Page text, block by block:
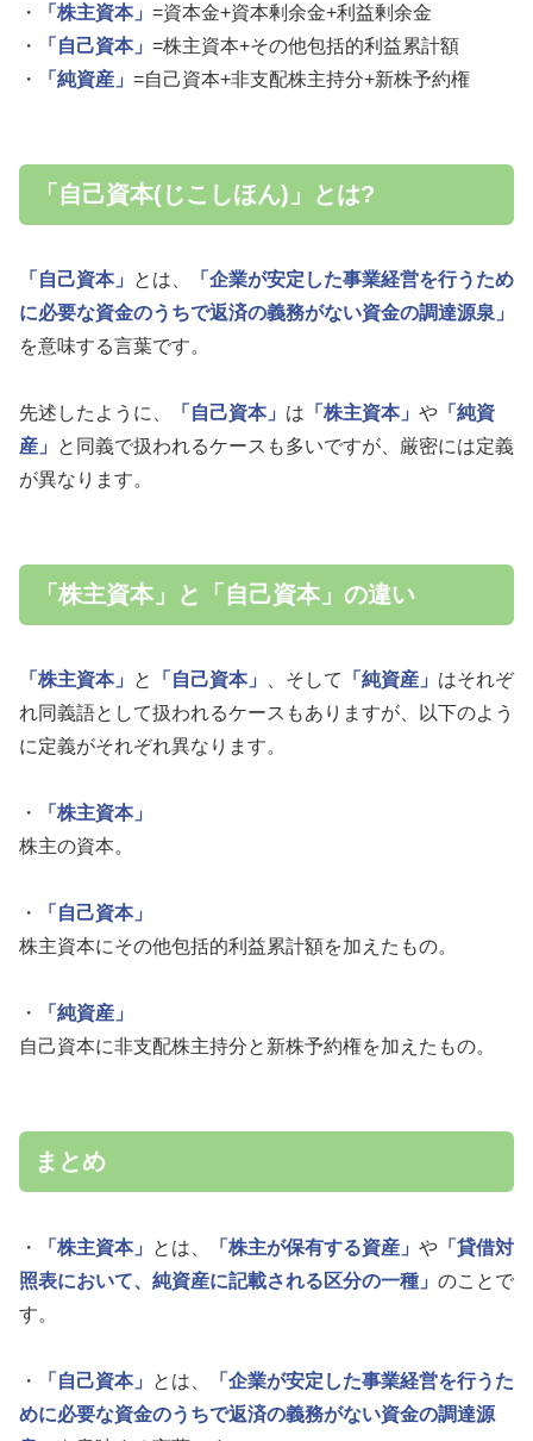
・ 「株主資本」 =資本金+資本剰余金+利益剰余金
・
「自己資本」 =株主資本+その他包括的利益累計額
・
「純資産」 =自己資本+非支配株主持分+新株予約権
「自己資本(じこしほん)」とは?
「自己資本」 とは、
「企業が安定した事業経営を行うため
に必要な資金のうちで返済の義務がない資金の調達源泉」
を意味する言葉です。
先述したように、 「自己資本」 は 「株主資本」 や 「純資
産」
と同義で扱われるケースも多いですが、厳密には定義
が異なります。
「株主資本」と「自己資本」の違い
「株主資本」 と 「自己資本」 、そして 「純資産」 はそれぞ
れ同義語として扱われるケースもありますが、以下のよう
に定義がそれぞれ異なります。
・
「株主資本」
株主の資本。
・
「自己資本」
株主資本にその他包括的利益累計額を加えたもの。
・
「純資産」
自己資本に非支配株主持分と新株予約権を加えたもの。
まとめ
・ 「株主資本」 とは、 「株主が保有する資産」 や 「貸借対
照表において、純資産に記載される区分の一種」 のことで
す。
・ 「自己資本」 とは、
「企業が安定した事業経営を行うた
めに必要な資金のうちで返済の義務がない資金の調達源